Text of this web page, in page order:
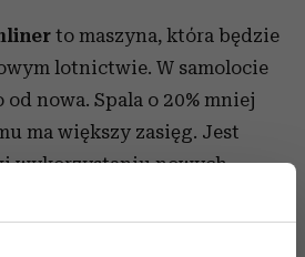
to maszyna, która będzie
lotnictwie. W samolocie
nowa. Spala o 20% mniej
ma większy zasięg. Jest
wykorzystaniu nowych